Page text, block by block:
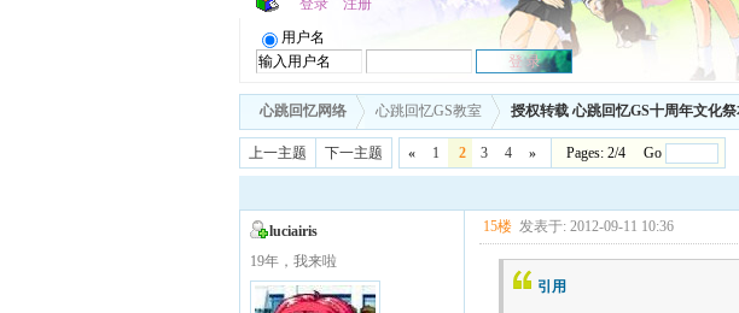
用户名
心跳回忆网络 心跳回忆GS教室 授权转载 心跳回忆GS十周年文化
上一主题 下一主题 « 1 2 3 4 » Pages: 2/4 Go
luciairis
19年，我来啦
15楼 发表于: 2012-09-11 10:36
引用